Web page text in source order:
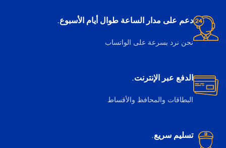
دعم على مدار الساعة طوال أيام الأسبوع.
نحن نرد بسرعة على الواتساب
الدفع عبر الإنترنت.
البطاقات والمحافظ والأقساط
تسليم سريع.